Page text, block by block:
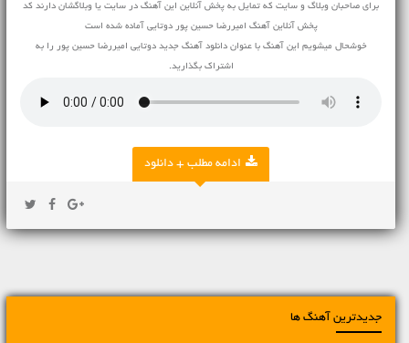
برای صاحبان وبلاگ و سایت که تمایل به پخش آنلاین این آهنگ در سایت یا وبلاگشان دارند کد
پخش آنلاین آهنگ امیررضا حسین پور دوتایی آماده شده است
خوشحال میشویم این آهنگ با عنوان دانلود آهنگ جدید دوتایی امیررضا حسین پور را به
اشتراک بگذارید.
ادامه مطلب + دانلود
جدیدترین آهنگ ها